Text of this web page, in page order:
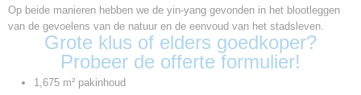
Uniclic
Vloerverwarming
Geschikt
0,30 mm
Op beide manieren hebben we de yin-yang gevonden in het blootleggen
van de gevoelens van de natuur en de eenvoud van het stadsleven.
Grote klus of elders goedkoper?
Probeer de offerte formulier!
1,675 m² pakinhoud